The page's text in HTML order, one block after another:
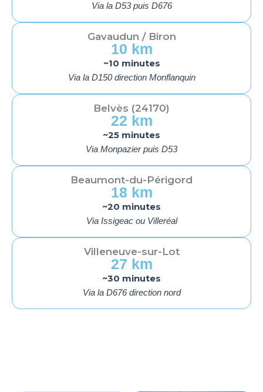
Via la D53 puis D676
Gavaudun / Biron
10 km
~10 minutes
Via la D150 direction Monflanquin
Belvès (24170)
22 km
~25 minutes
Via Monpazier puis D53
Beaumont-du-Périgord
18 km
~20 minutes
Via Issigeac ou Villeréal
Villeneuve-sur-Lot
27 km
~30 minutes
Via la D676 direction nord